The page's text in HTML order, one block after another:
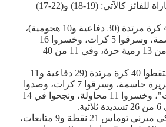
وانتهت الارباع في المباراة للفائز كالآتي: (19-18) و(22-17)
والتقط لاعبو هوبس 40 كرة مرتدة (30 دفاعية و10 هجومية)،
ومرروا 20 تمريرة حاسمة، وسرقوا 5 كرات، وخسروا 16
محاولة، ونجحوا في 9 من 13 رمية حرة، وفي 11 من 40
اما لاعبو المركزية، فالتقطوا 40 كرة مرتدة (29 دفاعية و11
هجومية) ومرروا 19 تمريرة حاسمة، وسرقوا 7 كرات، وصدوا
كرة واحدة "بلوك شوت"، وخسروا 11 محاولة، ونجحوا في 14
وسجل لهوبس، الاميركي ميرني توماس 21 نقطة و9 متابعات،